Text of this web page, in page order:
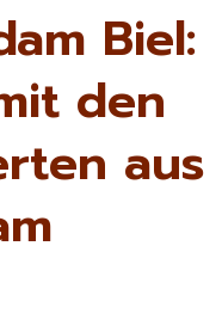
Biel:
den
aus